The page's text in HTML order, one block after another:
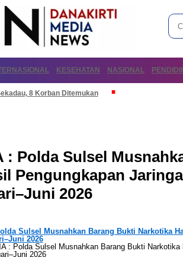
KESEHATAN NASIONAL
8 Korban Ditemukan
: Polda Sulsel
Pengungkapan
2026
Sulsel Musnahkan Barang Bukti Narkotika
2026